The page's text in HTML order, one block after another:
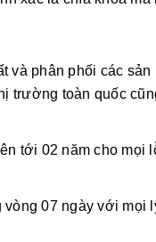
và phân phối các sản
trường toàn quốc
tới 02 năm cho mọi
07 ngày với mọi